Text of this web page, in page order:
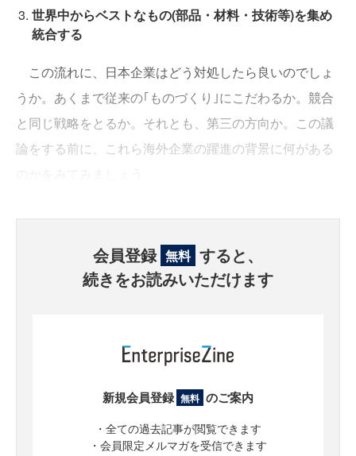
世界中からベストなもの(部品・材料・技術等)を集め
統合する
この流れに、日本企業はどう対処したら良いのでしょ
うか。あくまで従来の｢ものづくり｣にこだわるか。競合
と同じ戦略をとるか。それとも、第三の方向か。この議
論をする前に、これら海外企業の躍進の背景に何がある
会員登録 無料 すると、
続きをお読みいただけます
新規会員登録 無料 のご案内
・全ての過去記事が閲覧できます
・会員限定メルマガを受信できます